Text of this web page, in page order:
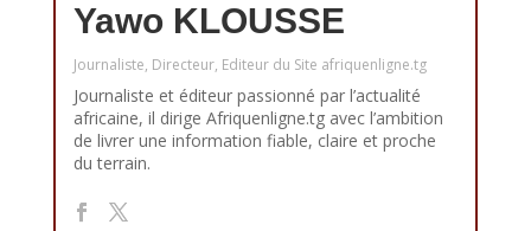
Yawo KLOUSSE
Journaliste, Directeur, Editeur du Site afriquenligne.tg
Journaliste et éditeur passionné par l’actualité
africaine, il dirige Afriquenligne.tg avec l’ambition
de livrer une information fiable, claire et proche
du terrain.